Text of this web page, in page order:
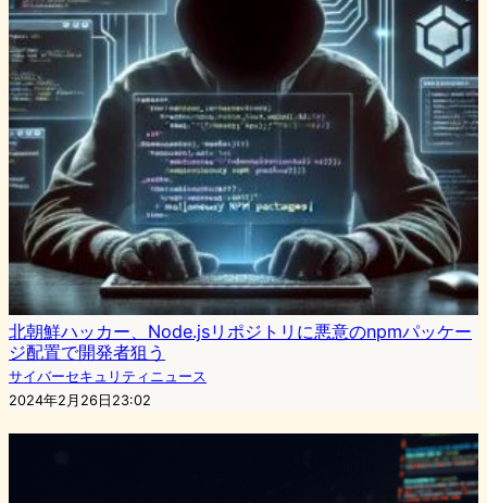
北朝鮮ハッカー、Node.jsリポジトリに悪意のnpmパッケー
ジ配置で開発者狙う
サイバーセキュリティニュース
2024年2月26日23:02